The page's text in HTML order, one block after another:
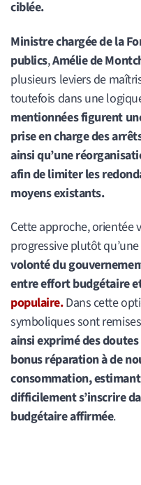
ciblée.
Ministre chargée de la
publics,Amélie de
plusieurs leviers de
toutefois dans une
mentionnées figurent
prise en charge des
ainsi qu’une
afin de limiter les
moyens existants.
Cette approche, orientée
progressive plutôt
volonté du
entre effort budgétaire
populaire.Dans cette
symboliques sont
ainsi exprimé des
bonus réparation à de
consommation,
difficilement s’inscrire
budgétaire affirmée.